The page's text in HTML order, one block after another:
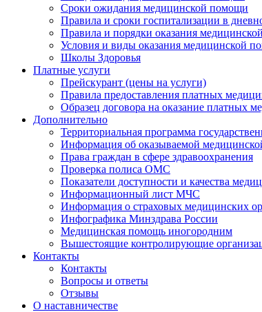
Сроки ожидания медицинской помощи
Правила и сроки госпитализации в
Правила и порядки оказания
Условия и виды оказания медицинской
Школы Здоровья
Платные услуги
Прейскурант (цены на услуги)
Правила предоставления платных
Образец договора на оказание платных
Дополнительно
Территориальная программа
Информация об оказываемой
Права граждан в сфере здравоохранения
Проверка полиса ОМС
Показатели доступности и качества
Информационный лист МЧС
Информация о страховых медицинских
Инфографика Минздрава России
Медицинская помощь иногородним
Вышестоящие контролирующие
Контакты
Контакты
Вопросы и ответы
Отзывы
О наставничестве